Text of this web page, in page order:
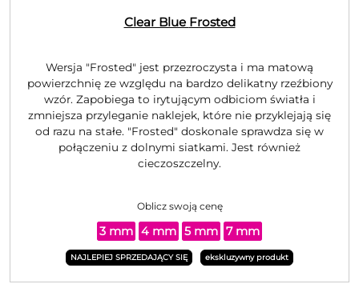
Clear Blue Frosted
Wersja "Frosted" jest przezroczysta i ma matową
powierzchnię ze względu na bardzo delikatny rzeźbiony
wzór. Zapobiega to irytującym odbiciom światła i
zmniejsza przyleganie naklejek, które nie przyklejają się
od razu na stałe. "Frosted" doskonale sprawdza się w
połączeniu z dolnymi siatkami. Jest również
cieczoszczelny.
Oblicz swoją cenę
3 mm 4 mm 5 mm 7 mm
NAJLEPIEJ SPRZEDAJĄCY SIĘ ekskluzywny produkt